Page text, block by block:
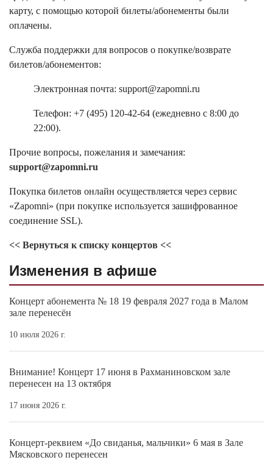
карту, с помощью которой билеты/абонементы были
оплачены.
Служба поддержки для вопросов о покупке/возврате
билетов/абонементов:
Электронная почта: support@zapomni.ru
Телефон: +7 (495) 120-42-64 (ежедневно с 8:00 до
22:00).
Прочие вопросы, пожелания и замечания:
support@zapomni.ru
Покупка билетов онлайн осуществляется через сервис
«Zapomni» (при покупке используется зашифрованное
соединение SSL).
<< Вернуться к списку концертов <<
Изменения в афише
Концерт абонемента № 18 19 февраля 2027 года в Малом
зале перенесён
10 июля 2026 г.
Внимание! Концерт 17 июня в Рахманиновском зале
перенесен на 13 октября
17 июня 2026 г.
Концерт-реквием «До свиданья, мальчики» 6 мая в Зале
Мясковского перенесен